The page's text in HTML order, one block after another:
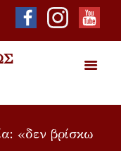
«δεν βρίσκω